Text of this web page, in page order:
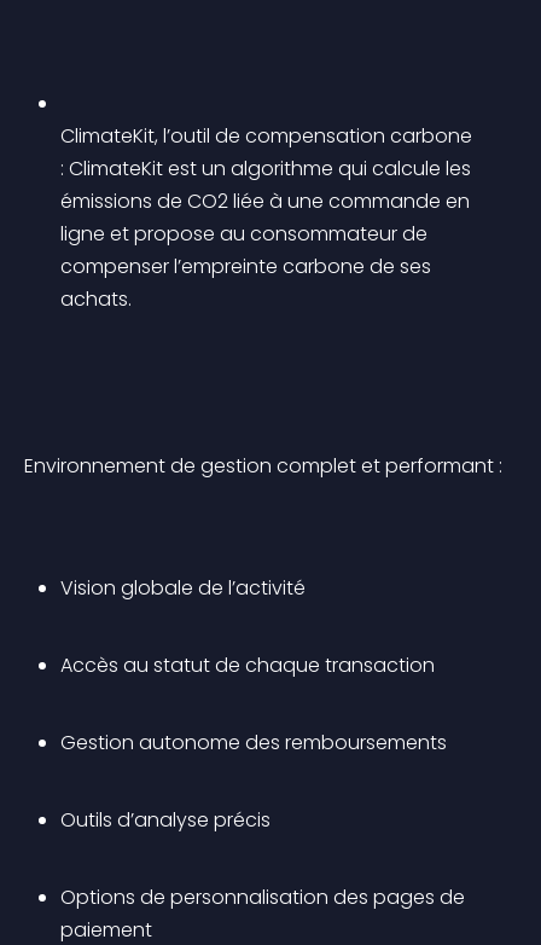
ClimateKit, l’outil de compensation carbone
: ClimateKit est un algorithme qui calcule les
émissions de CO2 liée à une commande en
ligne et propose au consommateur de
compenser l’empreinte carbone de ses
achats.
Environnement de gestion complet et performant :
Vision globale de l’activité
Accès au statut de chaque transaction
Gestion autonome des remboursements
Outils d’analyse précis
Options de personnalisation des pages de
paiement